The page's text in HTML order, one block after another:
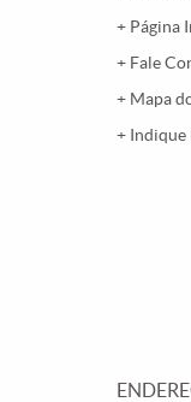
Página
Fale
Mapa
Indique